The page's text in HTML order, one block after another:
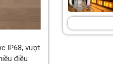
IP68, vượt
điều